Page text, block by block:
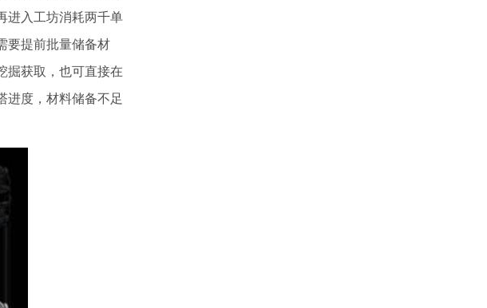
进入工坊消耗两千单
要提前批量储备材
掘获取，也可直接在
进度，材料储备不足